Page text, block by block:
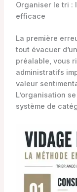
Organiser le tri :
efficace
La première
tout évacuer
préalable, vous
administratifs
valeur
L’organisation
système de